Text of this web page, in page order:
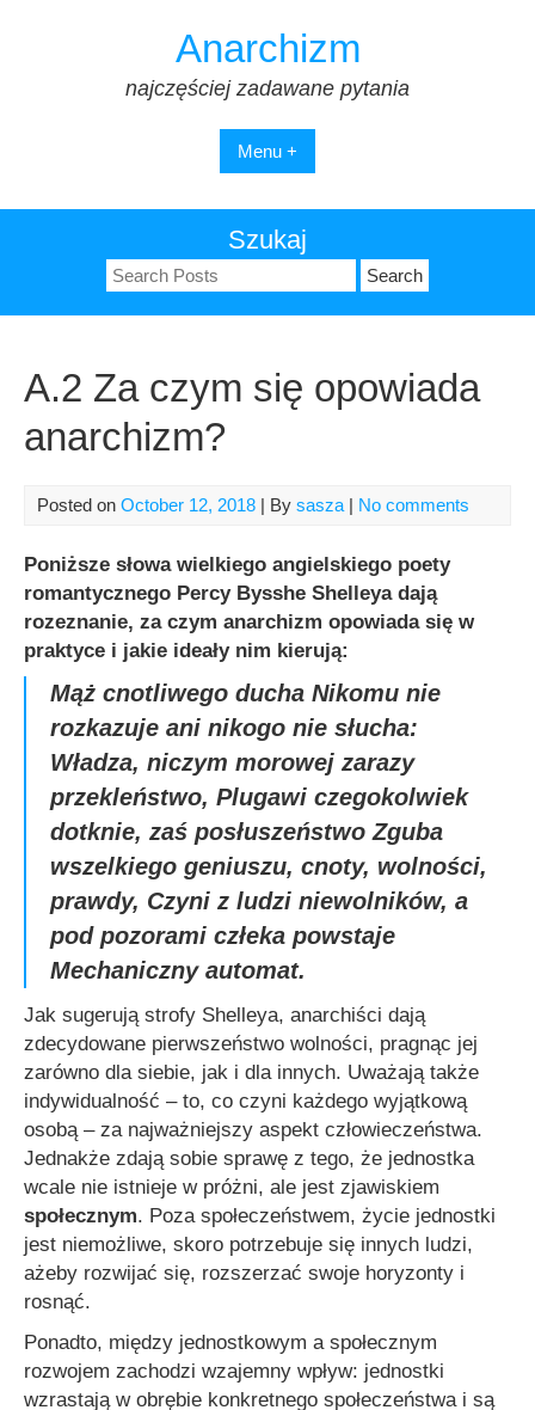
Anarchizm
najczęściej zadawane pytania
Menu +
Szukaj
Search
for:
A.2 Za czym się opowiada
anarchizm?
Posted on October 12, 2018 | By sasza | No comments
Poniższe słowa wielkiego angielskiego poety
romantycznego Percy Bysshe Shelleya dają
rozeznanie, za czym anarchizm opowiada się w
praktyce i jakie ideały nim kierują:
Mąż cnotliwego ducha Nikomu nie
rozkazuje ani nikogo nie słucha:
Władza, niczym morowej zarazy
przekleństwo, Plugawi czegokolwiek
dotknie, zaś posłuszeństwo Zguba
wszelkiego geniuszu, cnoty, wolności,
prawdy, Czyni z ludzi niewolników, a
pod pozorami człeka powstaje
Mechaniczny automat.
Jak sugerują strofy Shelleya, anarchiści dają
zdecydowane pierwszeństwo wolności, pragnąc jej
zarówno dla siebie, jak i dla innych. Uważają także
indywidualność – to, co czyni każdego wyjątkową
osobą – za najważniejszy aspekt człowieczeństwa.
Jednakże zdają sobie sprawę z tego, że jednostka
wcale nie istnieje w próżni, ale jest zjawiskiem
społecznym. Poza społeczeństwem, życie jednostki
jest niemożliwe, skoro potrzebuje się innych ludzi,
ażeby rozwijać się, rozszerzać swoje horyzonty i
rosnąć.
Ponadto, między jednostkowym a społecznym
rozwojem zachodzi wzajemny wpływ: jednostki
wzrastają w obrębie konkretnego społeczeństwa i są